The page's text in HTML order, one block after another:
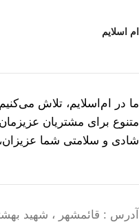
ام اسلایم
ما در ام‌اسلایم، تلاش
متنوع برای مشتریان
شادی و سلامتی شما
آدرس : قائمشهر ، شهید بهشتی ،